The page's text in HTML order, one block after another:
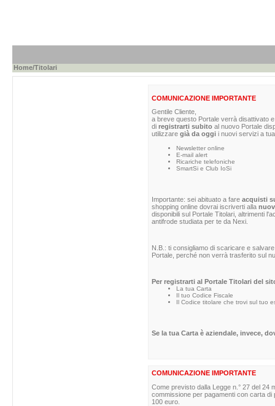
Home/Titolari
COMUNICAZIONE IMPORTANTE
Gentile Cliente,
a breve questo Portale verrà disattivato
diregistrarti subitoal nuovo Portale
utilizzare già da oggii nuovi servizi a
Newsletter online
E-mail alert
Ricariche telefoniche
SmartSi e Club IoSi
Importante: sei abituato a fare acquisti
shopping online dovrai iscriverti alla
disponibili sul Portale Titolari, altrimenti
antifrode studiata per te da Nexi.
N.B.: ti consigliamo di scaricare e
Portale, perché non verrà trasferito sul
Per registrarti al Portale Titolari del
La tua Carta
Il tuo Codice Fiscale
Il Codice titolare che trovi sul tuo
Se la tua Carta è aziendale, invece,
COMUNICAZIONE IMPORTANTE
Come previsto dalla Legge n.° 27 del 24
commissione per pagamenti con carta
100 euro.